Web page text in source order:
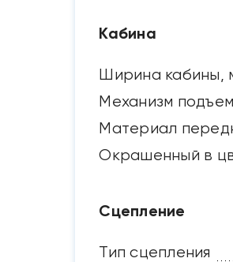
Кабина
Ширина кабины,
Механизм
Материал
Окрашенный в
Сцепление
Тип сцепления